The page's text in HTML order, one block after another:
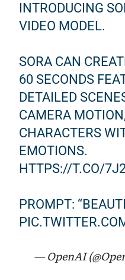
INTRODUCING
VIDEO MODEL.
SORA CAN
60 SECONDS
DETAILED
CAMERA
CHARACTERS
EMOTIONS.
HTTPS://T.CO/
PROMPT:
— OpenAI